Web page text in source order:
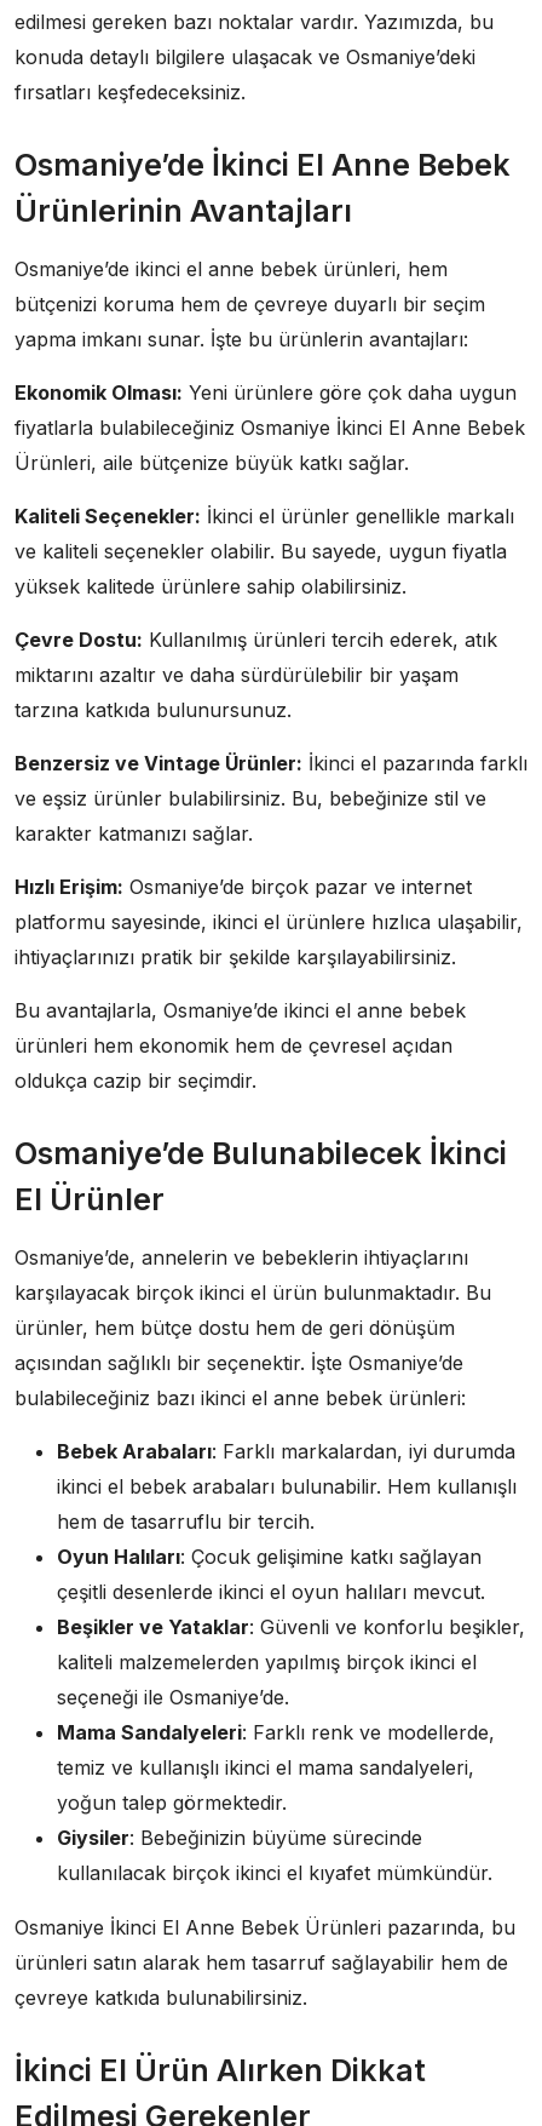
edilmesi gereken bazı noktalar vardır. Yazımızda, bu
konuda detaylı bilgilere ulaşacak ve Osmaniye’deki
fırsatları keşfedeceksiniz.
Osmaniye’de İkinci El Anne Bebek
Ürünlerinin Avantajları
Osmaniye’de ikinci el anne bebek ürünleri, hem
bütçenizi koruma hem de çevreye duyarlı bir seçim
yapma imkanı sunar. İşte bu ürünlerin avantajları:
Ekonomik Olması: Yeni ürünlere göre çok daha uygun
fiyatlarla bulabileceğiniz Osmaniye İkinci El Anne Bebek
Ürünleri, aile bütçenize büyük katkı sağlar.
Kaliteli Seçenekler: İkinci el ürünler genellikle markalı
ve kaliteli seçenekler olabilir. Bu sayede, uygun fiyatla
yüksek kalitede ürünlere sahip olabilirsiniz.
Çevre Dostu: Kullanılmış ürünleri tercih ederek, atık
miktarını azaltır ve daha sürdürülebilir bir yaşam
tarzına katkıda bulunursunuz.
Benzersiz ve Vintage Ürünler: İkinci el pazarında farklı
ve eşsiz ürünler bulabilirsiniz. Bu, bebeğinize stil ve
karakter katmanızı sağlar.
Hızlı Erişim: Osmaniye’de birçok pazar ve internet
platformu sayesinde, ikinci el ürünlere hızlıca ulaşabilir,
ihtiyaçlarınızı pratik bir şekilde karşılayabilirsiniz.
Bu avantajlarla, Osmaniye’de ikinci el anne bebek
ürünleri hem ekonomik hem de çevresel açıdan
oldukça cazip bir seçimdir.
Osmaniye’de Bulunabilecek İkinci
El Ürünler
Osmaniye’de, annelerin ve bebeklerin ihtiyaçlarını
karşılayacak birçok ikinci el ürün bulunmaktadır. Bu
ürünler, hem bütçe dostu hem de geri dönüşüm
açısından sağlıklı bir seçenektir. İşte Osmaniye’de
bulabileceğiniz bazı ikinci el anne bebek ürünleri:
Bebek Arabaları: Farklı markalardan, iyi durumda
ikinci el bebek arabaları bulunabilir. Hem kullanışlı
hem de tasarruflu bir tercih.
Oyun Halıları: Çocuk gelişimine katkı sağlayan
çeşitli desenlerde ikinci el oyun halıları mevcut.
Beşikler ve Yataklar: Güvenli ve konforlu beşikler,
kaliteli malzemelerden yapılmış birçok ikinci el
seçeneği ile Osmaniye’de.
Mama Sandalyeleri: Farklı renk ve modellerde,
temiz ve kullanışlı ikinci el mama sandalyeleri,
yoğun talep görmektedir.
Giysiler: Bebeğinizin büyüme sürecinde
kullanılacak birçok ikinci el kıyafet mümkündür.
Osmaniye İkinci El Anne Bebek Ürünleri pazarında, bu
ürünleri satın alarak hem tasarruf sağlayabilir hem de
çevreye katkıda bulunabilirsiniz.
İkinci El Ürün Alırken Dikkat
Edilmesi Gerekenler